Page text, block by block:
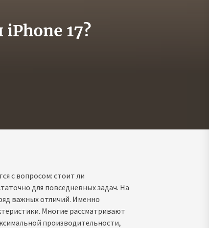
17?
с вопросом: стоит ли
для повседневных задач. На
важных отличий. Именно
Многие рассматривают
производительности,